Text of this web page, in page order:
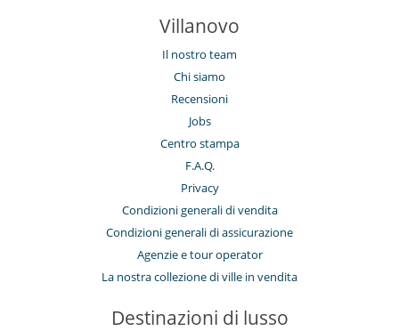
Villanovo
Il nostro team
Chi siamo
Recensioni
Jobs
Centro stampa
F.A.Q.
Privacy
Condizioni generali di vendita
Condizioni generali di assicurazione
Agenzie e tour operator
La nostra collezione di ville in vendita
Destinazioni di lusso